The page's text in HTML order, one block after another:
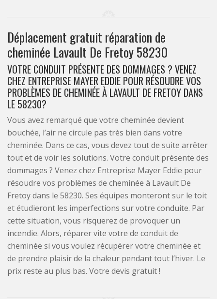
Déplacement gratuit réparation de
cheminée Lavault De Fretoy 58230
VOTRE CONDUIT PRÉSENTE DES DOMMAGES ? VENEZ
CHEZ ENTREPRISE MAYER EDDIE POUR RÉSOUDRE VOS
PROBLÈMES DE CHEMINÉE À LAVAULT DE FRETOY DANS
LE 58230?
Vous avez remarqué que votre cheminée devient
bouchée, l’air ne circule pas très bien dans votre
cheminée. Dans ce cas, vous devez tout de suite arrêter
tout et de voir les solutions. Votre conduit présente des
dommages ? Venez chez Entreprise Mayer Eddie pour
résoudre vos problèmes de cheminée à Lavault De
Fretoy dans le 58230. Ses équipes monteront sur le toit
et étudieront les imperfections sur votre conduite. Par
cette situation, vous risquerez de provoquer un
incendie. Alors, réparer vite votre de conduit de
cheminée si vous voulez récupérer votre cheminée et
de prendre plaisir de la chaleur pendant tout l’hiver. Le
prix reste au plus bas. Votre devis gratuit !